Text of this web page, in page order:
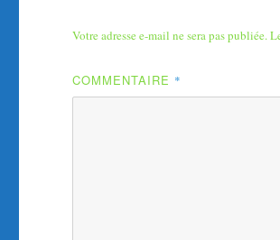
Votre adresse e-mail ne sera pas publiée.
COMMENTAIRE *